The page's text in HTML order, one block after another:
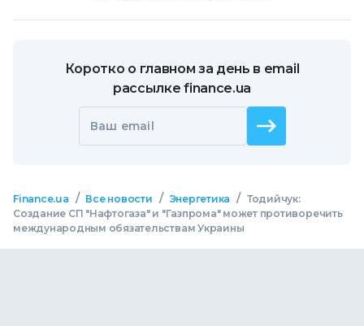
Коротко о главном за день в email
рассылке finance.ua
Ваш email
Finance.ua / Все новости / Энергетика / Тодийчук:
Создание СП "Нафтогаза" и "Газпрома" может противоречить
международным обязательствам Украины